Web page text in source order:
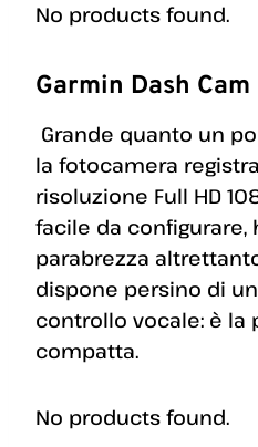
No products found.
Garmin Dash
Grande quanto un
la fotocamera
risoluzione Full HD
facile da
parabrezza
dispone persino di
controllo vocale: è la
compatta.
No products found.